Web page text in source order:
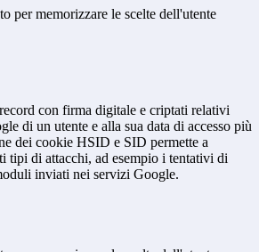
per memorizzare le scelte dell'utente
con firma digitale e criptati relativi
di un utente e alla sua data di accesso più
dei cookie HSID e SID permette a
tipi di attacchi, ad esempio i tentativi di
inviati nei servizi Google.